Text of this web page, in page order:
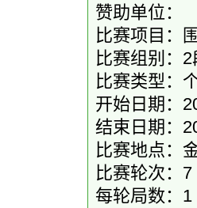
赞助单位：
比赛项目：
比赛组别：2
比赛类型：
开始日期：
结束日期：
比赛地点：
比赛轮次：7
每轮局数：1